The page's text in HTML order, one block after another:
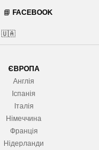
📘 FACEBOOK
🇺🇦
ЄВРОПА
Англія
Іспанія
Італія
Німеччина
Франція
Нідерланди